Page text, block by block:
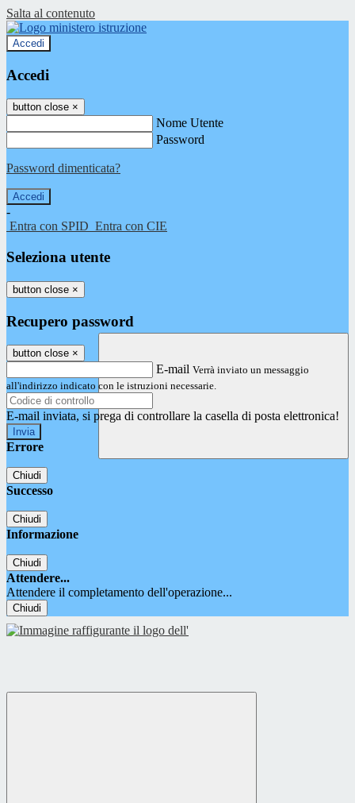
Salta al contenuto
Accedi
Accedi
button close ×
Nome Utente
Password
Password dimenticata?
-
Entra con SPID Entra con CIE
Seleziona utente
button close ×
Recupero password
button close ×
E-mail Verrà inviato un messaggio
all'indirizzo indicato con le istruzioni necessarie.
E-mail inviata, si prega di controllare la casella di posta elettronica!
Errore
Chiudi
Successo
Chiudi
Informazione
Chiudi
Attendere...
Attendere il completamento dell'operazione...
Chiudi